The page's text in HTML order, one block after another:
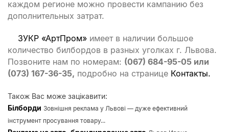
каждом регионе можно провести кампанию без
дополнительных затрат.
ЗУКР «АртПром» имеет в наличии большое
количество билбордов в разных уголках г. Львова.
Позвоните нам по номерам: (067) 684-95-05 или
(073) 167-36-35, подробно на странице Контакты.
Також Вас може зацікавити:
Білборди Зовнішня реклама у Львові — дуже ефективний
інструмент просування товару...